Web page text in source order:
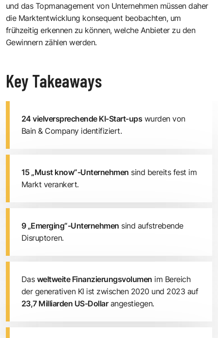
und das Topmanagement von Unternehmen müssen daher
die Marktentwicklung konsequent beobachten, um
frühzeitig erkennen zu können, welche Anbieter zu den
Gewinnern zählen werden.
Key Takeaways
24 vielversprechende KI-Start-ups wurden von
Bain & Company identifiziert.
15 „Must know“-Unternehmen sind bereits fest im
Markt verankert.
9 „Emerging“-Unternehmen sind aufstrebende
Disruptoren.
Das weltweite Finanzierungsvolumen im Bereich
der generativen KI ist zwischen 2020 und 2023 auf
23,7 Milliarden US-Dollarangestiegen.